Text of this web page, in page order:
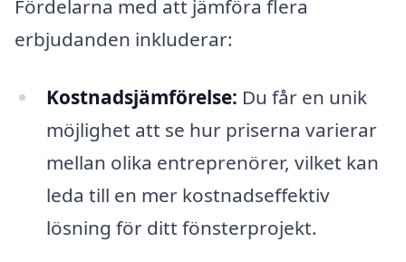
Fördelarna med att jämföra flera
erbjudanden inkluderar:
Kostnadsjämförelse: Du får en unik
möjlighet att se hur priserna varierar
mellan olika entreprenörer, vilket kan
leda till en mer kostnadseffektiv
lösning för ditt fönsterprojekt.